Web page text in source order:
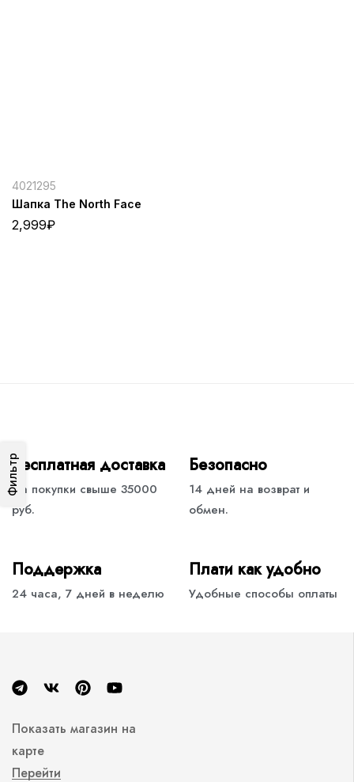
Фильтр
4021295
Шапка The North Face
2,999₽
Бесплатная доставка
На покупки свыше 35000
руб.
Безопасно
14 дней на возврат и
обмен.
Поддержка
24 часа, 7 дней в неделю
Плати как удобно
Удобные способы оплаты
Показать магазин на
карте
Перейти